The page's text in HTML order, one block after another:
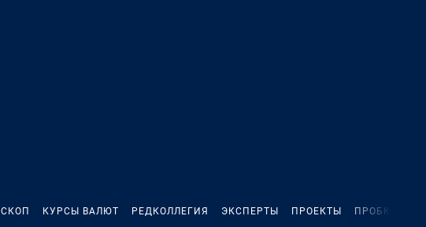
КУРСЫ ВАЛЮТ РЕДКОЛЛЕГИЯ ЭКСПЕРТЫ ПРОЕКТЫ ПРОБКИ